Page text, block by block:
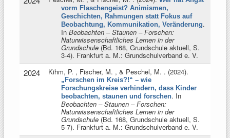
vorm Flaschengeist? Animismen,
Geschichten, Rahmungen statt Fokus auf
Beobachtung, Kommunikation, Veränderung.
In Beobachten – Staunen – Forschen:
Naturwissenschaftliches Lernen in der
Grundschule (Bd. 168, Grundschule aktuell, S.
3-4). Frankfurt a. M.: Grundschulverband e. V.
2024 Kihm, P. , Fischer, M. , & Peschel, M. . (2024).
„Forschen im Kreis?!“ – wie
Forschungskreise verhindern, dass Kinder
beobachten, staunen und forschen. In
Beobachten – Staunen – Forschen:
Naturwissenschaftliches Lernen in der
Grundschule (Bd. 168, Grundschule aktuell, S.
5-7). Frankfurt a. M.: Grundschulverband e. V.